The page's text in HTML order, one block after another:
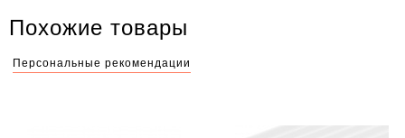
Похожие товары
Персональные рекомендации